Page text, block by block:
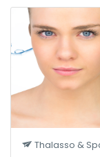
Thalasso &